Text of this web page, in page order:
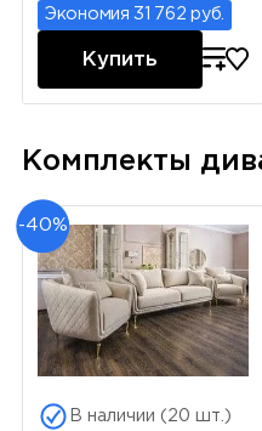
Экономия 31 762 руб.
Купить
Комплекты
-40%
В наличии (20 шт.)